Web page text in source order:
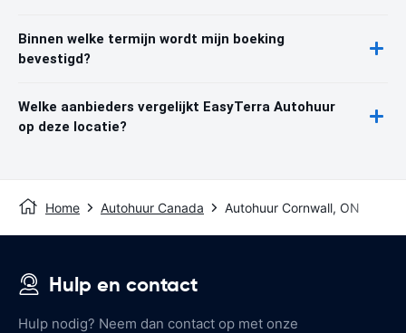
Binnen welke termijn wordt mijn boeking
bevestigd?
Welke aanbieders vergelijkt EasyTerra Autohuur
op deze locatie?
Home Autohuur Canada Autohuur Cornwall, ON
Hulp en contact
Hulp nodig? Neem dan contact op met onze